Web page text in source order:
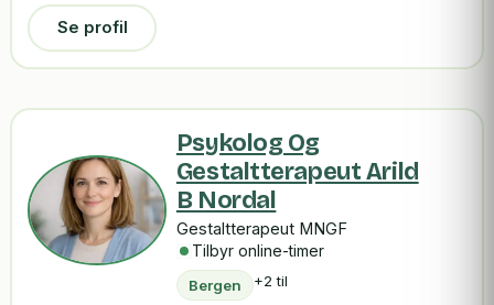
Se profil
Psykolog Og
Gestaltterapeut Arild
B Nordal
Gestaltterapeut MNGF
Tilbyr online-timer
Bergen +2 til